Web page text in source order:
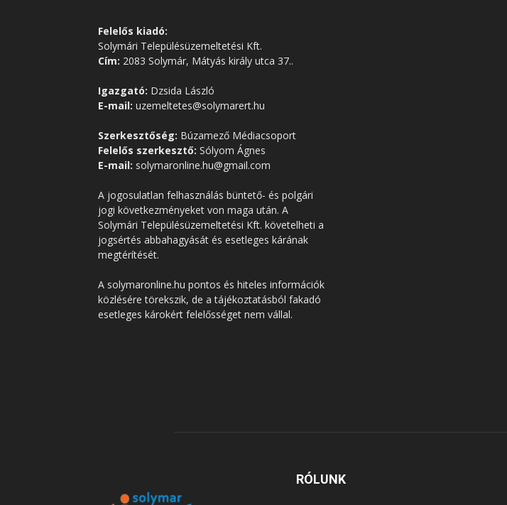
Felelős kiadó:
Solymári Településüzemeltetési Kft.
Cím: 2083 Solymár, Mátyás király utca 37..
Igazgató: Dzsida László
E-mail: uzemeltetes@solymarert.hu
Szerkesztőség: Búzamező Médiacsoport
Felelős szerkesztő: Sólyom Ágnes
E-mail: solymaronline.hu@gmail.com
A jogosulatlan felhasználás büntető- és polgári
jogi következményeket von maga után. A
Solymári Településüzemeltetési Kft. követelheti a
jogsértés abbahagyását és esetleges kárának
megtérítését.
A solymaronline.hu pontos és hiteles információk
közlésére törekszik, de a tájékoztatásból fakadó
esetleges károkért felelősséget nem vállal.
RÓLUNK